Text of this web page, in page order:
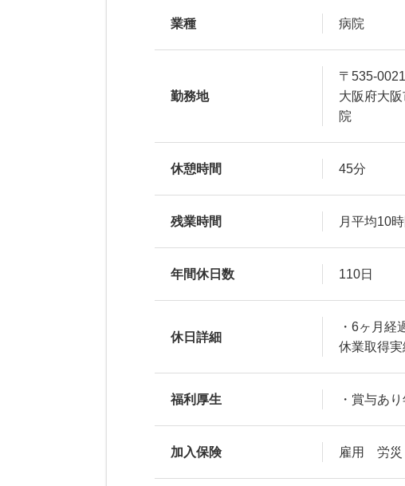
業種 病院
勤務地
〒535-0021
大阪府
院
休憩時間 45分
残業時間 月平均10
年間休日数 110日
休日詳細
・6ヶ月
休業取得実
福利厚生 ・賞与あ
加入保険 雇用 労